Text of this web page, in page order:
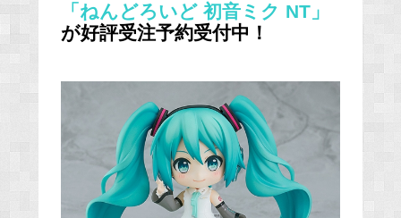
「ねんどろいど 初音ミク NT」
が好評受注予約受付中！